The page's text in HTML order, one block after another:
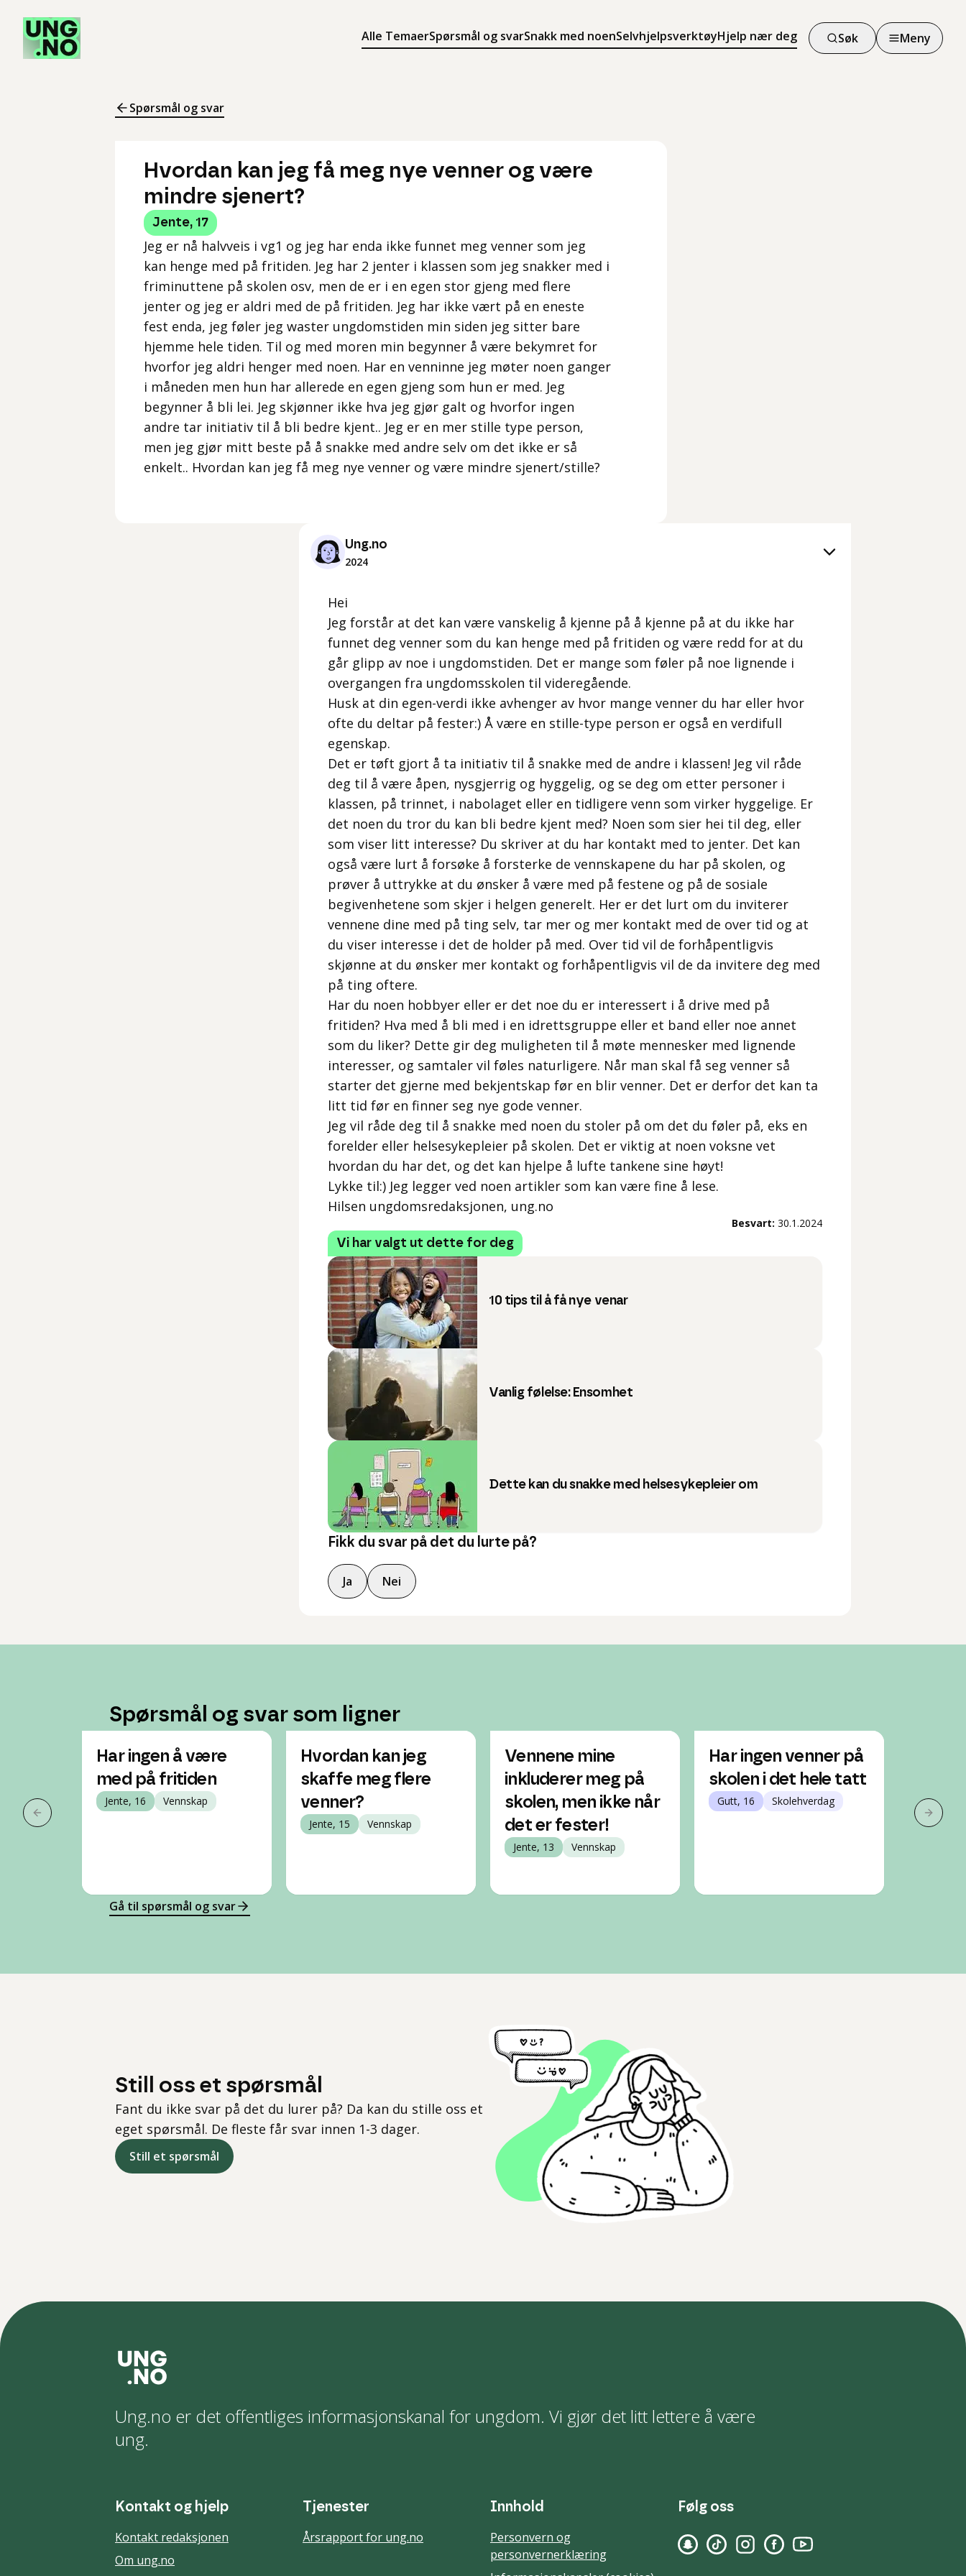
Alle TemaerSpørsmål og svarSnakk med noenSelvhjelpsverktøyHjelp nær deg
Søk
Søk
Meny
Meny
Spørsmål og svar
Hvordan kan jeg få meg nye venner og være
mindre sjenert?
Jente, 17
Jeg er nå halvveis i vg1 og jeg har enda ikke funnet meg venner som jeg
kan henge med på fritiden. Jeg har 2 jenter i klassen som jeg snakker med i
friminuttene på skolen osv, men de er i en egen stor gjeng med flere
jenter og jeg er aldri med de på fritiden. Jeg har ikke vært på en eneste
fest enda, jeg føler jeg waster ungdomstiden min siden jeg sitter bare
hjemme hele tiden. Til og med moren min begynner å være bekymret for
hvorfor jeg aldri henger med noen. Har en venninne jeg møter noen ganger
i måneden men hun har allerede en egen gjeng som hun er med. Jeg
begynner å bli lei. Jeg skjønner ikke hva jeg gjør galt og hvorfor ingen
andre tar initiativ til å bli bedre kjent.. Jeg er en mer stille type person,
men jeg gjør mitt beste på å snakke med andre selv om det ikke er så
enkelt.. Hvordan kan jeg få meg nye venner og være mindre sjenert/stille?
Ung.no
2024
Hei
Jeg forstår at det kan være vanskelig å kjenne på å kjenne på at du ikke har
funnet deg venner som du kan henge med på fritiden og være redd for at du
går glipp av noe i ungdomstiden. Det er mange som føler på noe lignende i
overgangen fra ungdomsskolen til videregående.
Husk at din egen-verdi ikke avhenger av hvor mange venner du har eller hvor
ofte du deltar på fester:) Å være en stille-type person er også en verdifull
egenskap.
Det er tøft gjort å ta initiativ til å snakke med de andre i klassen! Jeg vil råde
deg til å være åpen, nysgjerrig og hyggelig, og se deg om etter personer i
klassen, på trinnet, i nabolaget eller en tidligere venn som virker hyggelige. Er
det noen du tror du kan bli bedre kjent med? Noen som sier hei til deg, eller
som viser litt interesse? Du skriver at du har kontakt med to jenter. Det kan
også være lurt å forsøke å forsterke de vennskapene du har på skolen, og
prøver å uttrykke at du ønsker å være med på festene og på de sosiale
begivenhetene som skjer i helgen generelt. Her er det lurt om du inviterer
vennene dine med på ting selv, tar mer og mer kontakt med de over tid og at
du viser interesse i det de holder på med. Over tid vil de forhåpentligvis
skjønne at du ønsker mer kontakt og forhåpentligvis vil de da invitere deg med
på ting oftere.
Har du noen hobbyer eller er det noe du er interessert i å drive med på
fritiden? Hva med å bli med i en idrettsgruppe eller et band eller noe annet
som du liker? Dette gir deg muligheten til å møte mennesker med lignende
interesser, og samtaler vil føles naturligere. Når man skal få seg venner så
starter det gjerne med bekjentskap før en blir venner. Det er derfor det kan ta
litt tid før en finner seg nye gode venner.
Jeg vil råde deg til å snakke med noen du stoler på om det du føler på, eks en
forelder eller helsesykepleier på skolen. Det er viktig at noen voksne vet
hvordan du har det, og det kan hjelpe å lufte tankene sine høyt!
Lykke til:) Jeg legger ved noen artikler som kan være fine å lese.
Hilsen ungdomsredaksjonen, ung.no
Besvart: 30.1.2024
Vi har valgt ut dette for deg
10 tips til å få nye venar
Vanlig følelse: Ensomhet
Dette kan du snakke med helsesykepleier om
Fikk du svar på det du lurte på?
Ja Nei
Spørsmål og svar som ligner
Forrige slide
Har ingen å være
med på fritiden
Jente, 16 Vennskap
Hvordan kan jeg
skaffe meg flere
venner?
Jente, 15 Vennskap
Vennene mine
inkluderer meg på
skolen, men ikke når
det er fester!
Jente, 13 Vennskap
Har ingen venner på
skolen i det hele tatt
Gutt, 16 Skolehverdag Jente, 16
Neste
Gå til spørsmål og svar
Still oss et spørsmål
Fant du ikke svar på det du lurer på? Da kan du stille oss et
eget spørsmål. De fleste får svar innen 1-3 dager.
Still et spørsmål
Ung.no er det offentliges informasjonskanal for ungdom. Vi gjør det litt lettere å være
ung.
Kontakt og hjelp
Kontakt redaksjonen
Om ung.no
Tjenester
Årsrapport for ung.no
Innhold
Personvern og
personvernerklæring
Følg oss